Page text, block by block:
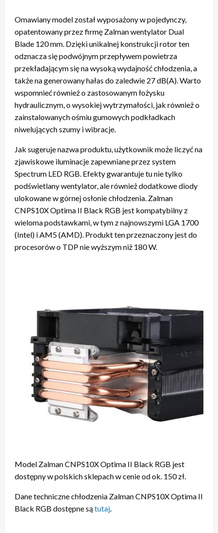
Omawiany model został wyposażony w pojedynczy,
opatentowany przez firmę Zalman wentylator Dual
Blade 120 mm. Dzięki unikalnej konstrukcji rotor ten
odznacza się podwójnym przepływem powietrza
przekładającym się na wysoką wydajność chłodzenia, a
także na generowany hałas do zaledwie 27 dB(A). Warto
wspomnieć również o zastosowanym łożysku
hydraulicznym, o wysokiej wytrzymałości, jak również o
zainstalowanych ośmiu gumowych podkładkach
niwelujących szumy i wibracje.
Jak sugeruje nazwa produktu, użytkownik może liczyć na
zjawiskowe iluminacje zapewniane przez system
Spectrum LED RGB. Efekty gwarantuje tu nie tylko
podświetlany wentylator, ale również dodatkowe diody
ulokowane w górnej osłonie chłodzenia. Zalman
CNPS10X Optima II Black RGB jest kompatybilny z
wieloma podstawkami, w tym z najnowszymi LGA 1700
(Intel) i AM5 (AMD). Produkt ten przeznaczony jest do
procesorów o TDP nie wyższym niż 180 W.
Model Zalman CNPS10X Optima II Black RGB jest
dostępny w polskich sklepach w cenie od ok. 150 zł.
Dane techniczne chłodzenia Zalman CNPS10X Optima II
Black RGB dostępne sątutaj.